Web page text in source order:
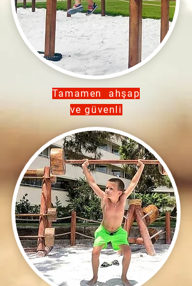
Tamamen ahşap
ve güvenli